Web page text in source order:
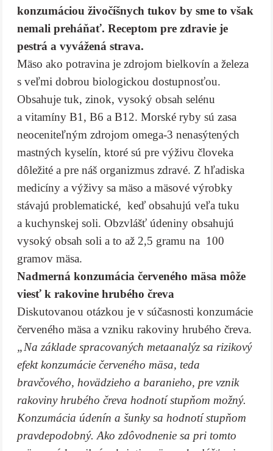
konzumáciou živočíšnych tukov by sme to však
nemali preháňať. Receptom pre zdravie je
pestrá a vyvážená strava.
Mäso ako potravina je zdrojom bielkovín a železa
s veľmi dobrou biologickou dostupnosťou.
Obsahuje tuk, zinok, vysoký obsah selénu
a vitamíny B1, B6 a B12. Morské ryby sú zasa
neoceniteľným zdrojom omega-3 nenasýtených
mastných kyselín, ktoré sú pre výživu človeka
dôležité a pre náš organizmus zdravé. Z hľadiska
medicíny a výživy sa mäso a mäsové výrobky
stávajú problematické, keď obsahujú veľa tuku
a kuchynskej soli. Obzvlášť údeniny obsahujú
vysoký obsah soli a to až 2,5 gramu na 100
gramov mäsa.
Nadmerná konzumácia červeného mäsa môže
viesť k rakovine hrubého čreva
Diskutovanou otázkou je v súčasnosti konzumácie
červeného mäsa a vzniku rakoviny hrubého čreva.
„Na základe spracovaných metaanalýz sa rizikový
efekt konzumácie červeného mäsa, teda
bravčového, hovädzieho a baranieho, pre vznik
rakoviny hrubého čreva hodnotí stupňom možný.
Konzumácia údenín a šunky sa hodnotí stupňom
pravdepodobný. Ako zdôvodnenie sa pri tomto